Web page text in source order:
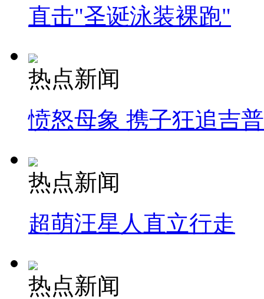
直击"圣诞泳装裸跑"
热点新闻
愤怒母象 携子狂追吉
热点新闻
超萌汪星人直立行走
热点新闻